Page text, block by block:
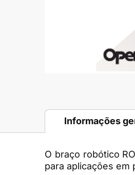
Informações
O braço robótico
para aplicações em